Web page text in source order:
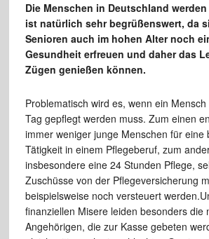
Die Menschen in Deutschland
ist natürlich sehr begrüßenswert, da
Senioren auch im hohen Alter noch
Gesundheit erfreuen und daher das
Zügen genießen können.
Problematisch wird es, wenn ein
Tag gepflegt werden muss. Zum einen
immer weniger junge Menschen für eine
Tätigkeit in einem Pflegeberuf, zum
insbesondere eine 24 Stunden Pflege,
Zuschüsse von der Pflegeversicherung
beispielsweise noch versteuert
finanziellen Misere leiden besonders die
Angehörigen, die zur Kasse gebeten